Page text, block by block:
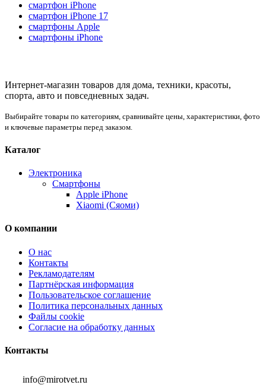
смартфон iPhone
смартфон iPhone 17
смартфоны Apple
смартфоны iPhone
Интернет-магазин товаров для дома, техники, красоты,
спорта, авто и повседневных задач.
Выбирайте товары по категориям, сравнивайте цены, характеристики, фото
и ключевые параметры перед заказом.
Каталог
Электроника
Смартфоны
Apple iPhone
Xiaomi (Сяоми)
О компании
О нас
Контакты
Рекламодателям
Партнёрская информация
Пользовательское соглашение
Политика персональных данных
Файлы cookie
Согласие на обработку данных
Контакты
info@mirotvet.ru